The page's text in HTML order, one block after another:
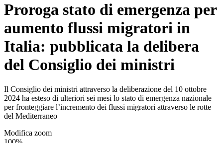
Proroga stato di emergenza per
aumento flussi migratori in
Italia: pubblicata la delibera
del Consiglio dei ministri
Il Consiglio dei ministri attraverso la deliberazione del 10 ottobre
2024 ha esteso di ulteriori sei mesi lo stato di emergenza nazionale
per fronteggiare l’incremento dei flussi migratori attraverso le rotte
del Mediterraneo
Modifica zoom